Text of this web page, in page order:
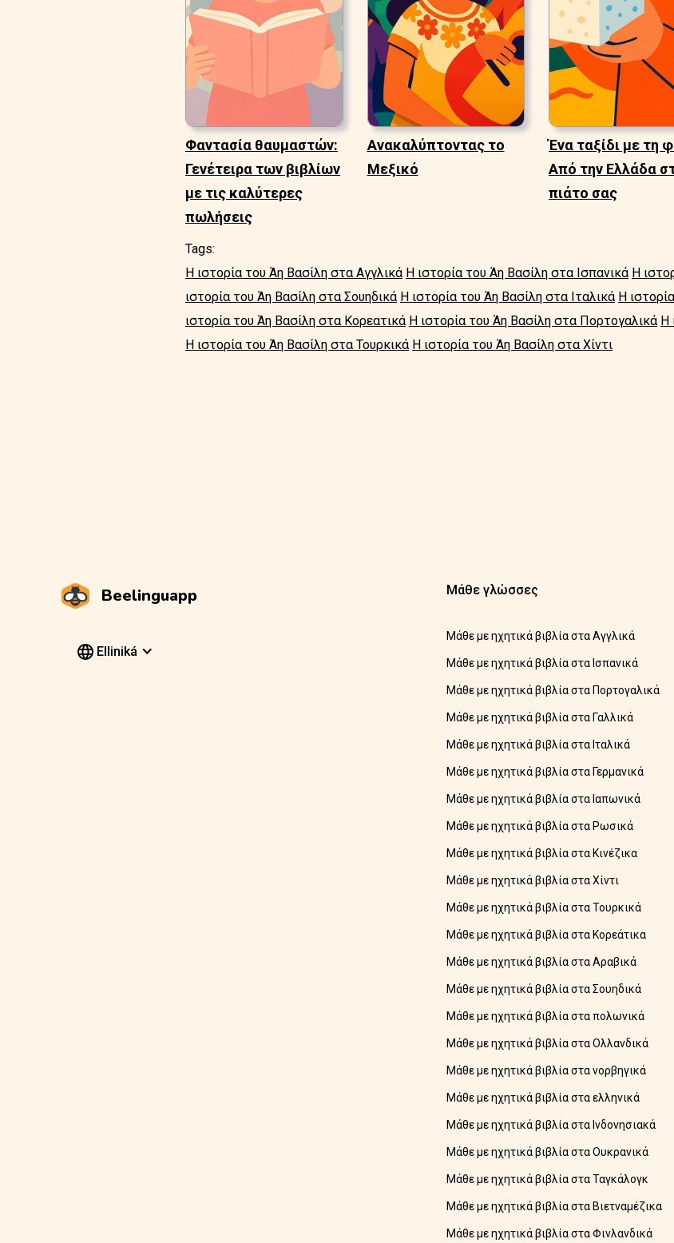
Φαντασία θαυμαστών:
Γενέτειρα των βιβλίων
με τις καλύτερες
πωλήσεις
Ανακαλύπτοντας το
Μεξικό
Ένα ταξίδι με τη
Από την Ελλάδα
πιάτο σας
Tags:
Η ιστορία του Άη Βασίλη στα Αγγλικά Η ιστορία του Άη Βασίλη στα Ισπανικά Η
ιστορία του Άη Βασίλη στα Σουηδικά Η ιστορία του Άη Βασίλη στα Ιταλικά Η
ιστορία του Άη Βασίλη στα Κορεατικά Η ιστορία του Άη Βασίλη στα Πορτογαλικά Η
Η ιστορία του Άη Βασίλη στα Τουρκικά Η ιστορία του Άη Βασίλη στα Χίντι
Beelinguapp
Elliniká
Μάθε γλώσσες
Μάθε με ηχητικά βιβλία στα Αγγλικά
Μάθε με ηχητικά βιβλία στα Ισπανικά
Μάθε με ηχητικά βιβλία στα Πορτογαλικά
Μάθε με ηχητικά βιβλία στα Γαλλικά
Μάθε με ηχητικά βιβλία στα Ιταλικά
Μάθε με ηχητικά βιβλία στα Γερμανικά
Μάθε με ηχητικά βιβλία στα Ιαπωνικά
Μάθε με ηχητικά βιβλία στα Ρωσικά
Μάθε με ηχητικά βιβλία στα Κινέζικα
Μάθε με ηχητικά βιβλία στα Χίντι
Μάθε με ηχητικά βιβλία στα Τουρκικά
Μάθε με ηχητικά βιβλία στα Κορεάτικα
Μάθε με ηχητικά βιβλία στα Αραβικά
Μάθε με ηχητικά βιβλία στα Σουηδικά
Μάθε με ηχητικά βιβλία στα πολωνικά
Μάθε με ηχητικά βιβλία στα Ολλανδικά
Μάθε με ηχητικά βιβλία στα νορβηγικά
Μάθε με ηχητικά βιβλία στα ελληνικά
Μάθε με ηχητικά βιβλία στα Ινδονησιακά
Μάθε με ηχητικά βιβλία στα Ουκρανικά
Μάθε με ηχητικά βιβλία στα Ταγκάλογκ
Μάθε με ηχητικά βιβλία στα Βιετναμέζικα
Μάθε με ηχητικά βιβλία στα Φινλανδικά